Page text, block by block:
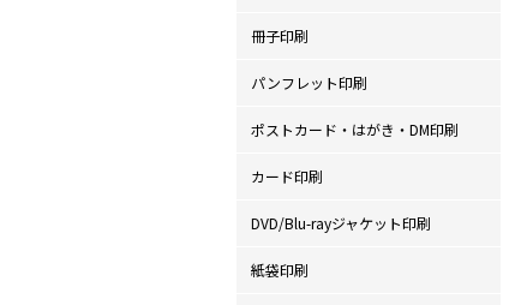
冊子印刷
パンフレット印刷
ポストカード・はがき・DM印刷
カード印刷
DVD/Blu-rayジャケット印刷
紙袋印刷